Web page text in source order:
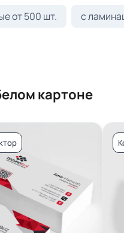
от 500 шт. с
картоне